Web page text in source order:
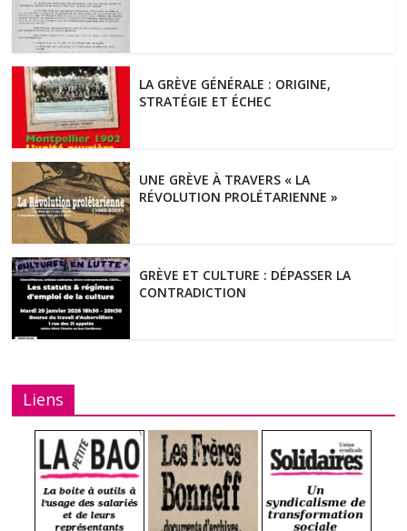
LA GRÈVE GÉNÉRALE : ORIGINE,
STRATÉGIE ET ÉCHEC
UNE GRÈVE À TRAVERS « LA
RÉVOLUTION PROLÉTARIENNE »
GRÈVE ET CULTURE : DÉPASSER LA
CONTRADICTION
Liens